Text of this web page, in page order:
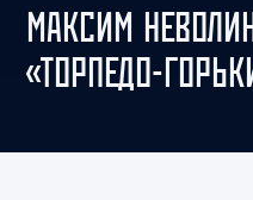
МАКСИМ